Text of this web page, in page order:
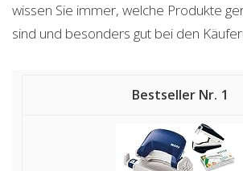
wissen Sie immer, welche Produkte
sind und besonders gut bei den
1